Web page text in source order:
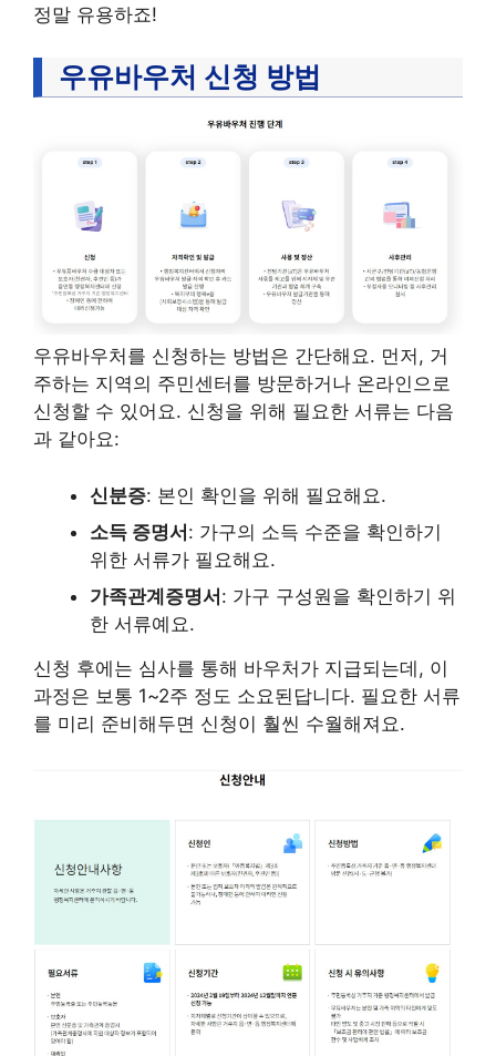
정말 유용하죠!
우유바우처 신청 방법
우유바우처를 신청하는 방법은 간단해요. 먼저, 거
주하는 지역의 주민센터를 방문하거나 온라인으로
신청할 수 있어요. 신청을 위해 필요한 서류는 다음
과 같아요:
신분증: 본인 확인을 위해 필요해요.
소득 증명서: 가구의 소득 수준을 확인하기
위한 서류가 필요해요.
가족관계증명서: 가구 구성원을 확인하기 위
한 서류예요.
신청 후에는 심사를 통해 바우처가 지급되는데, 이
과정은 보통 1~2주 정도 소요된답니다. 필요한 서류
를 미리 준비해두면 신청이 훨씬 수월해져요.